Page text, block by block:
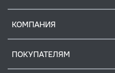
КОМПАНИЯ
ПОКУПАТЕЛЯМ